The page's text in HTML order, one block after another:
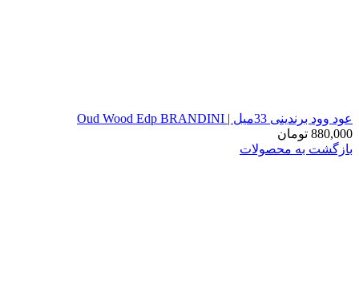
عود وود برندینی 33میل | Oud Wood Edp BRANDINI
880,000 تومان
بازگشت به محصولات